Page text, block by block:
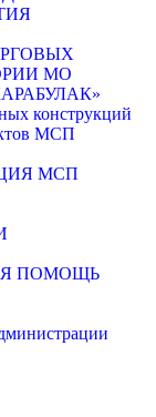
МО
конструкций
МСП
МСП
ПОМОЩЬ